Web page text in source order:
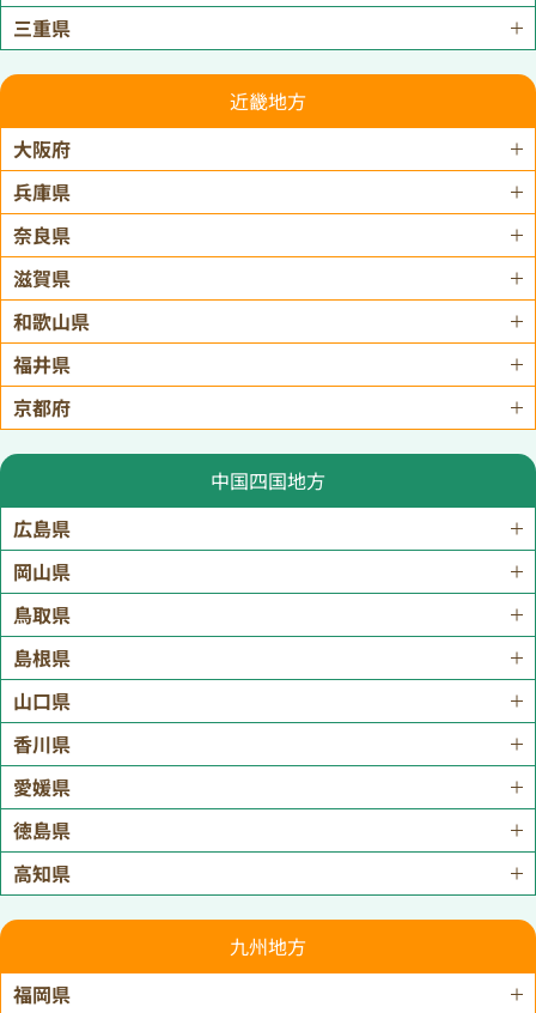
三重県
近畿地方
大阪府
兵庫県
奈良県
滋賀県
和歌山県
福井県
京都府
中国四国地方
広島県
岡山県
鳥取県
島根県
山口県
香川県
愛媛県
徳島県
高知県
九州地方
福岡県